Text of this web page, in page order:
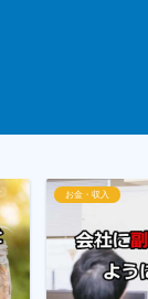
断酒